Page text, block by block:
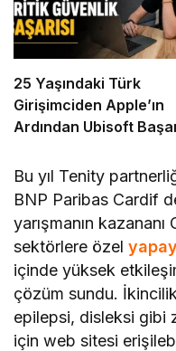
25 Yaşındaki Türk
Girişimciden Apple’ın
Ardından Ubisoft
Bu yıl Tenity
BNP Paribas Cardif
yarışmanın
sektörlere özel
içinde yüksek
çözüm sundu.
epilepsi, disleksi gibi
için web sitesi